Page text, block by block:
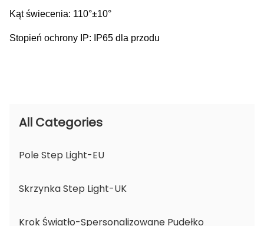
Kąt świecenia: 110°±10°
Stopień ochrony IP: IP65 dla przodu
All Categories
Pole Step Light-EU
Skrzynka Step Light-UK
Krok Światło-Spersonalizowane Pudełko